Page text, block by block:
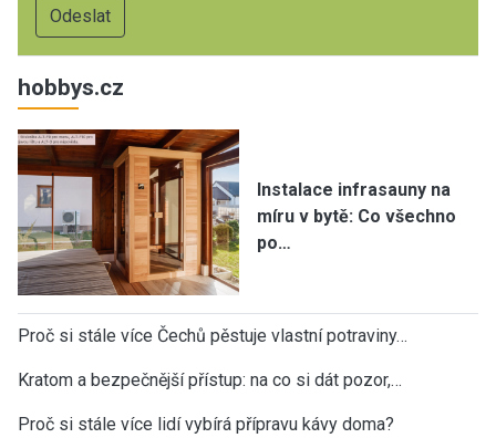
hobbys.cz
Instalace infrasauny na
míru v bytě: Co všechno
po…
Proč si stále více Čechů pěstuje vlastní potraviny…
Kratom a bezpečnější přístup: na co si dát pozor,…
Proč si stále více lidí vybírá přípravu kávy doma?